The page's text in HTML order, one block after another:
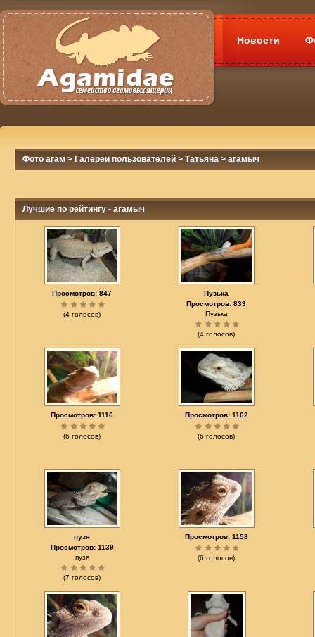
Новости
Фото агам > Галереи пользователей > Татьяна > агамыч
Лучшие по рейтингу - агамыч
Просмотров: 847
(4 голосов)
Пузька
Просмотров: 833
Пузька
(4 голосов)
Просмотров: 1116
(6 голосов)
Просмотров: 1162
(6 голосов)
пузя
Просмотров: 1139
пузя
(7 голосов)
Просмотров: 1158
(6 голосов)